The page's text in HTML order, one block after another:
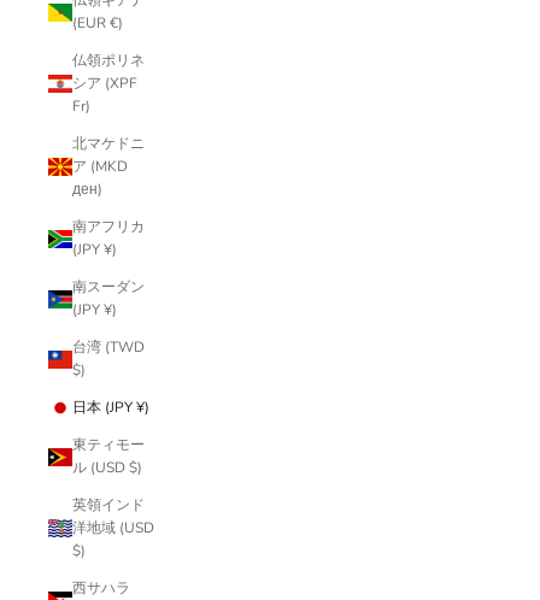
(EUR €)
仏領ポリネ
シア (XPF
Fr)
北マケドニ
ア (MKD
ден)
南アフリカ
(JPY ¥)
南スーダン
(JPY ¥)
台湾 (TWD
$)
日本 (JPY ¥)
東ティモー
ル (USD $)
英領インド
洋地域 (USD
$)
西サハラ